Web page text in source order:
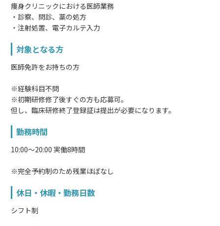
痩身クリニックにおける医師業務
・診察、問診、薬の処方
・注射処置、電子カルテ入力
対象となる方
医師免許をお持ちの方
※経験科目不問
※初期研修修了後すぐの方も応募可。
但し、臨床研修終了登録証は提出が必要になります。
勤務時間
10:00〜20:00 実働8時間
※完全予約制のため残業ほぼなし
休日・休暇・勤務日数
シフト制